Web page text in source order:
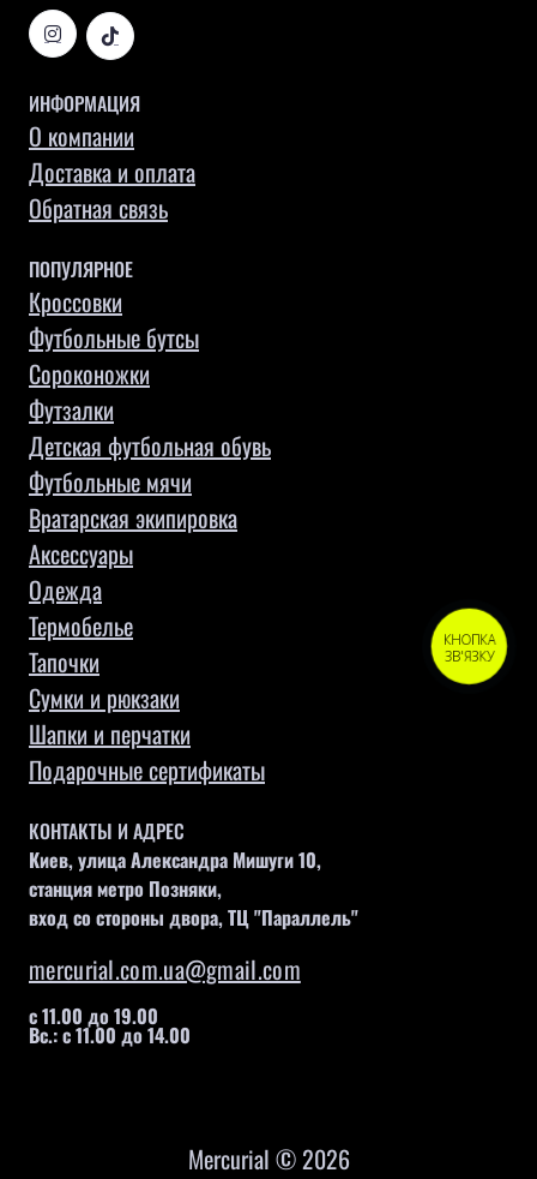
ИНФОРМАЦИЯ
О компании
Доставка и оплата
Обратная связь
ПОПУЛЯРНОЕ
Кроссовки
Футбольные бутсы
Сороконожки
Футзалки
Детская футбольная обувь
Футбольные мячи
Вратарская экипировка
Аксессуары
Одежда
Термобелье
Тапочки
Сумки и рюкзаки
Шапки и перчатки
Подарочные сертификаты
КОНТАКТЫ И АДРЕС
Киев, улица Александра Мишуги 10,
станция метро Позняки,
вход со стороны двора, ТЦ "Параллель"
mercurial.com.ua@gmail.com
с 11.00 до 19.00
Вс.: с 11.00 до 14.00
Mercurial © 2026
КНОПКА
ЗВ'ЯЗКУ